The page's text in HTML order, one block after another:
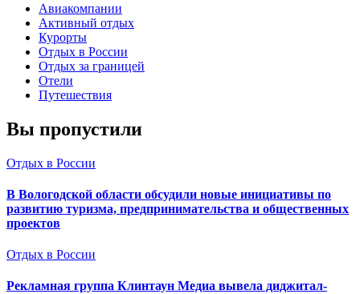
Авиакомпании
Активный отдых
Курорты
Отдых в России
Отдых за границей
Отели
Путешествия
Вы пропустили
Отдых в России
В Вологодской области обсудили новые инициативы по
развитию туризма, предпринимательства и общественных
проектов
Отдых в России
Рекламная группа Клинтаун Медиа вывела диджитал-